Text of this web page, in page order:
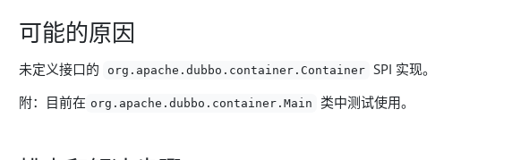
可能的原因
未定义接口的 org.apache.dubbo.container.Container SPI 实现。
附：目前在 org.apache.dubbo.container.Main 类中测试使用。